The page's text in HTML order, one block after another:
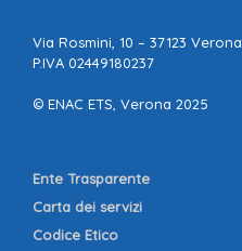
Via Rosmini, 10 – 37123 Verona
P.IVA 02449180237
© ENAC ETS, Verona 2025
Ente Trasparente
Carta dei servizi
Codice Etico